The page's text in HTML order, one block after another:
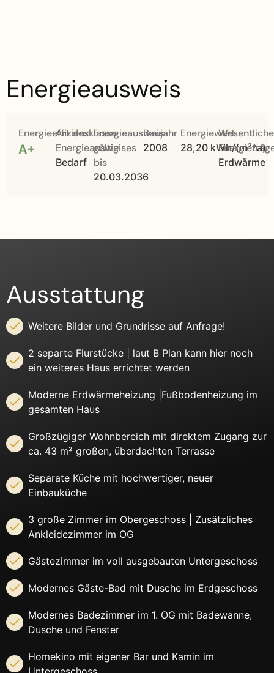
Energieausweis
Energieeffizienzklasse
A+
Art des
Energieausweises
Bedarf
Energieausweis
gültig
bis
20.03.2036
Baujahr
2008
Energiewert
28,20 kWh/(m²*a)
Erdwärme
Ausstattung
Weitere Bilder und Grundrisse auf Anfrage!
2 separte Flurstücke | laut B Plan kann hier noch
ein weiteres Haus errichtet werden
Moderne Erdwärmeheizung |Fußbodenheizung im
gesamten Haus
Großzügiger Wohnbereich mit direktem Zugang zur
ca. 43 m² großen, überdachten Terrasse
Separate Küche mit hochwertiger, neuer
Einbauküche
3 große Zimmer im Obergeschoss | Zusätzliches
Ankleidezimmer im OG
Gästezimmer im voll ausgebauten Untergeschoss
Modernes Gäste-Bad mit Dusche im Erdgeschoss
Modernes Badezimmer im 1. OG mit Badewanne,
Dusche und Fenster
Homekino mit eigener Bar und Kamin im